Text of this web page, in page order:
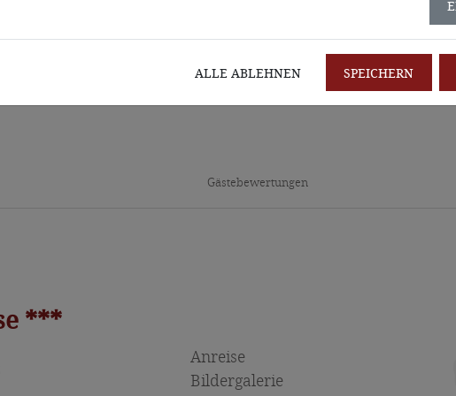
Gästebewertungen
***
Anreise
Bildergalerie
ALLE ABLEHNEN SPEICHERN